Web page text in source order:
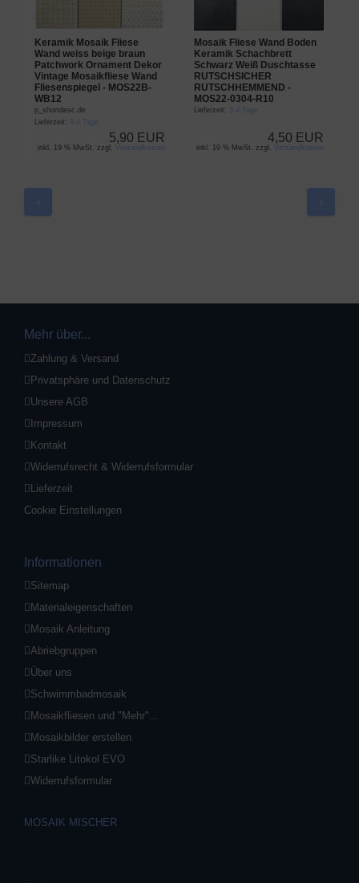
Keramik Mosaik Fliese
Wand weiss beige braun
Patchwork Ornament Dekor
Vintage Mosaikfliese Wand
Fliesenspiegel - MOS22B-
WB12
p_shortdesc.de
Lieferzeit:
3-4 Tage
5,90 EUR
inkl. 19 % MwSt. zzgl. Versandkosten
Mosaik Fliese Wand Boden
Keramik Schachbrett
Schwarz Weiß Duschtasse
RUTSCHSICHER
RUTSCHHEMMEND -
MOS22-0304-R10
Lieferzeit: 3-4 Tage
4,50 EUR
inkl. 19 % MwSt. zzgl.Versandkosten
‹ ›
Mehr über...
Zahlung & Versand
Privatsphäre und Datenschutz
Unsere AGB
Impressum
Kontakt
Widerrufsrecht & Widerrufsformular
Lieferzeit
Cookie Einstellungen
Informationen
Sitemap
Materialeigenschaften
Mosaik Anleitung
Abriebgruppen
Über uns
Schwimmbadmosaik
Mosaikfliesen und "Mehr"...
Mosaikbilder erstellen
Starlike Litokol EVO
Widerrufsformular
MOSAIK MISCHER